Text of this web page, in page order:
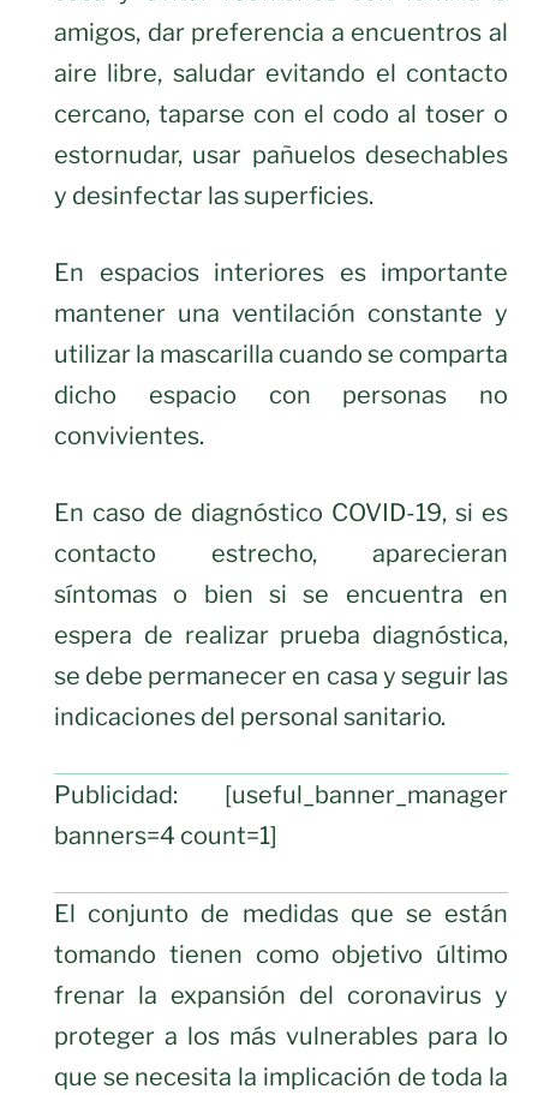
amigos, dar preferencia a encuentros al
aire libre, saludar evitando el contacto
cercano, taparse con el codo al toser o
estornudar, usar pañuelos desechables
y desinfectar las superficies.
En espacios interiores es importante
mantener una ventilación constante y
utilizar la mascarilla cuando se comparta
dicho espacio con personas no
convivientes.
En caso de diagnóstico COVID-19, si es
contacto estrecho, aparecieran
síntomas o bien si se encuentra en
espera de realizar prueba diagnóstica,
se debe permanecer en casa y seguir las
indicaciones del personal sanitario.
Publicidad: [useful_banner_manager
banners=4 count=1]
El conjunto de medidas que se están
tomando tienen como objetivo último
frenar la expansión del coronavirus y
proteger a los más vulnerables para lo
que se necesita la implicación de toda la